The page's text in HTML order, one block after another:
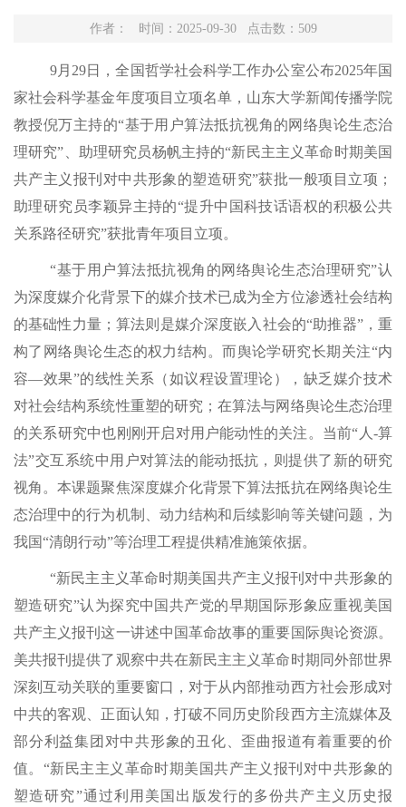
作者： 时间：2025-09-30 点击数： 509
9月29日 ，全国哲学社会科学工作办公室公布2025年国
家社会科学基金年度项目立项名单，山东大学新闻传播学院
教授倪万主持的“基于用户算法抵抗视角的网络舆论生态治
理研究”、
助理研究员杨帆主持的“新民主主义革命时期美国
共产主义报刊对中共形象的塑造研究”获批一般项目 立项 ；
助理研究员李颖异主持的“提升中国科技话语权的积极公共
关系路径研究”获批青年项目立项。
“基于用户算法抵抗视角的网络舆论生态治理研究”认
为深度媒介化背景下的媒介技术已成为全方位渗透社会结构
的基础性力量；算法则是媒介深度嵌入社会的“助推器”，重
构了网络舆论生态的权力结构。而舆论学研究长期关注“内
容—效果”的线性关系（如议程设置理论），缺乏媒介技术
对社会结构系统性重塑的研究；在算法与网络舆论生态治理
的关系研究中也刚刚开启对用户能动性的关注。当前“人-算
法”交互系统中用户对算法的能动抵抗，则提供了新的研究
视角。本课题聚焦深度媒介化背景下算法抵抗在网络舆论生
态治理中的行为机制、动力结构和后续影响等关键问题，为
我国“清朗行动”等治理工程提供精准施策依据。
“新民主主义革命时期美国共产主义报刊对中共形象的
塑造研究”认为探究中国共产党的早期国际形象应重视美国
共产主义报刊这一讲述中国革命故事的重要国际舆论资源。
美共报刊提供了观察中共在新民主主义革命时期同外部世界
深刻互动关联的重要窗口，对于从内部推动西方社会形成对
中共的客观、正面认知，打破不同历史阶段西方主流媒体及
部分利益集团对中共形象的丑化、歪曲报道有着重要的价
值。“新民主主义革命时期美国共产主义报刊对中共形象的
塑造研究”通过利用美国出版发行的多份共产主义历史报